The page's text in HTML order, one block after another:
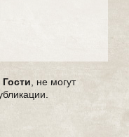
Гости , не могут